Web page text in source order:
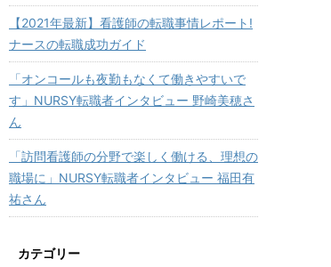
【2021年最新】看護師の転職事情レポート!
ナースの転職成功ガイド
「オンコールも夜勤もなくて働きやすいで
す」NURSY転職者インタビュー 野崎美穂さ
ん
「訪問看護師の分野で楽しく働ける、理想の
職場に」NURSY転職者インタビュー 福田有
祐さん
カテゴリー